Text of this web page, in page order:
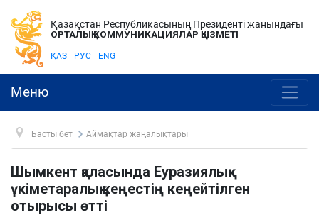
Қазақстан Республикасының Президенті жанындағы
ОРТАЛЫҚ КОММУНИКАЦИЯЛАР ҚЫЗМЕТІ
ҚАЗ РУС ENG
Меню
Басты бет Аймақтар жаңалықтары
Шымкент қаласында Еуразиялық
үкіметаралық кеңестің кеңейтілген
отырысы өтті